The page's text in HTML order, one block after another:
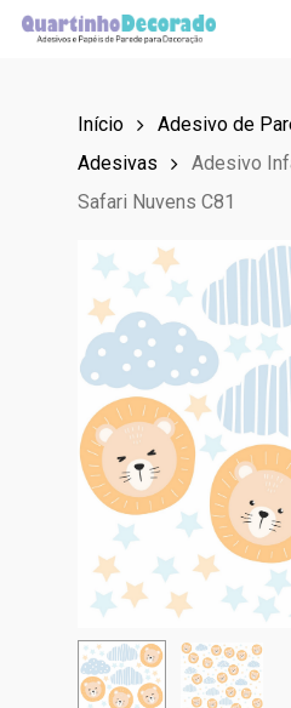
Skip
Início Adesivo de
Adesivas
Adesivo
Safari Nuvens C81